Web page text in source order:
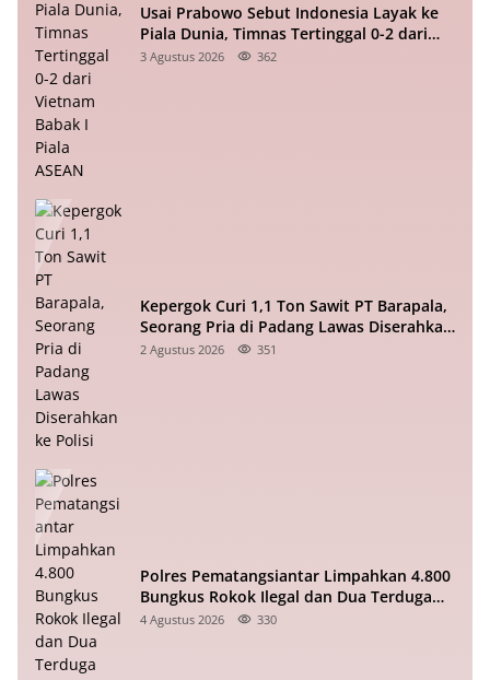
Usai Prabowo Sebut Indonesia Layak ke
Piala Dunia, Timnas Tertinggal 0-2 dari
Vietnam Babak I Piala ASEAN
3 Agustus 2026 362
Kepergok Curi 1,1 Ton Sawit PT Barapala,
Seorang Pria di Padang Lawas Diserahkan
ke Polisi
2 Agustus 2026 351
Polres Pematangsiantar Limpahkan 4.800
Bungkus Rokok Ilegal dan Dua Terduga
Pelaku ke Bea Cukai
4 Agustus 2026 330